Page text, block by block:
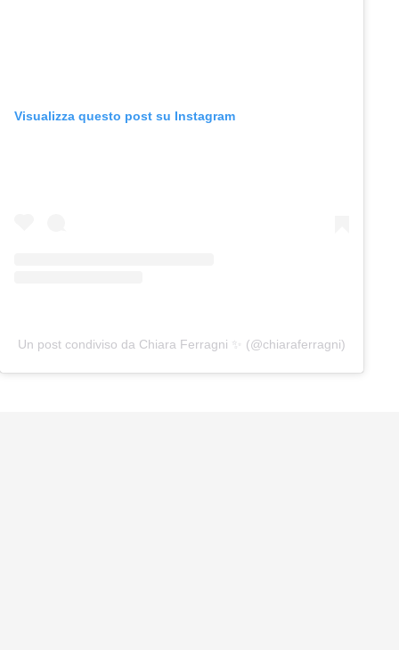
Visualizza questo post su Instagram
Un post condiviso da Chiara Ferragni ✨ (@chiaraferragni)